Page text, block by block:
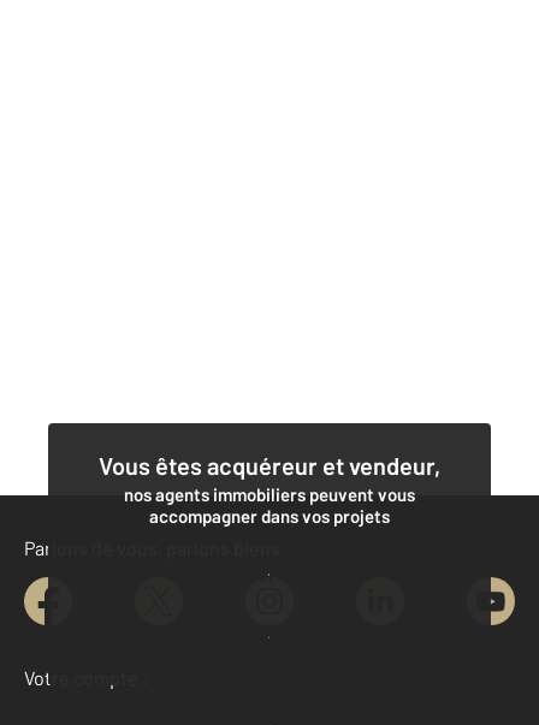
Vous êtes acquéreur et vendeur,
nos agents immobiliers peuvent vous
accompagner dans vos projets
Contacter l'agence
Demander une estimation
Parlons de vous, parlons biens
Votre compte :